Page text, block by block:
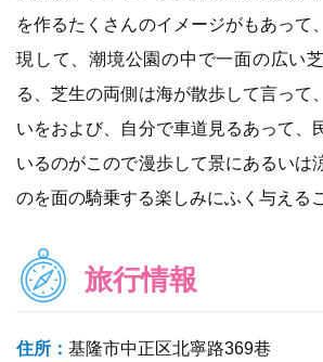
を作るたくさんのイメージがもあって
現して、潮境公園の中で一面の広い
る、芝生の両側は海が散歩して言って
いをおよび、自分で車道見るあって、
いるのがこので漫歩して景にあるいは
のを面の騎乗する楽しみにふく与える
旅行情報
住所： 基隆市中正区北寧路369巷